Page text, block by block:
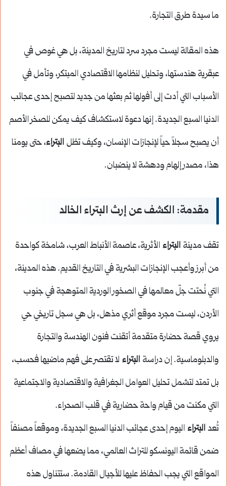
ما سيدة طرق التجارة.
هذه المقالة ليست مجرد سرد لتاريخ المدينة، بل هي غوص في
عبقرية هندستها، وتحليل لنظامها الاقتصادي المبتكر، وتأمل في
الأسباب التي أدت إلى أفولها ثم بعثها من جديد لتصبح إحدى عجائب
الدنيا السبع الجديدة. إنها دعوة لاستكشاف كيف يمكن للصخر الأصم
أن يصبح سجلاً حياً لإنجازات الإنسان، وكيف تظل البتراء، حتى يومنا
هذا، مصدر إلهام ودهشة لا ينضبان.
مقدمة: الكشف عن إرث البتراء الخالد
تقف مدينة البتراء الأثرية، عاصمة الأنباط العرب، شامخة كواحدة
من أبرز وأعجب الإنجازات البشرية في التاريخ القديم. هذه المدينة،
التي نُحتت جلّ معالمها في الصخور الوردية المتوهجة في جنوب
الأردن، ليست مجرد موقع أثري مذهل، بل هي سجل تاريخي حي
يروي قصة حضارة متقدمة أتقنت فنون الهندسة والتجارة
والدبلوماسية. إن دراسة البتراء لا تقتصر على فهم ماضيها فحسب،
بل تمتد لتشمل تحليل العوامل الجغرافية والاقتصادية والاجتماعية
التي مكنت من قيام واحة حضارية في قلب الصحراء.
تُعد البتراء اليوم إحدى عجائب الدنيا السبع الجديدة، وموقعاً مصنفاً
ضمن قائمة اليونسكو للتراث العالمي، مما يضعها في مصاف أعظم
المواقع التي يجب الحفاظ عليها للأجيال القادمة. ستتناول هذه